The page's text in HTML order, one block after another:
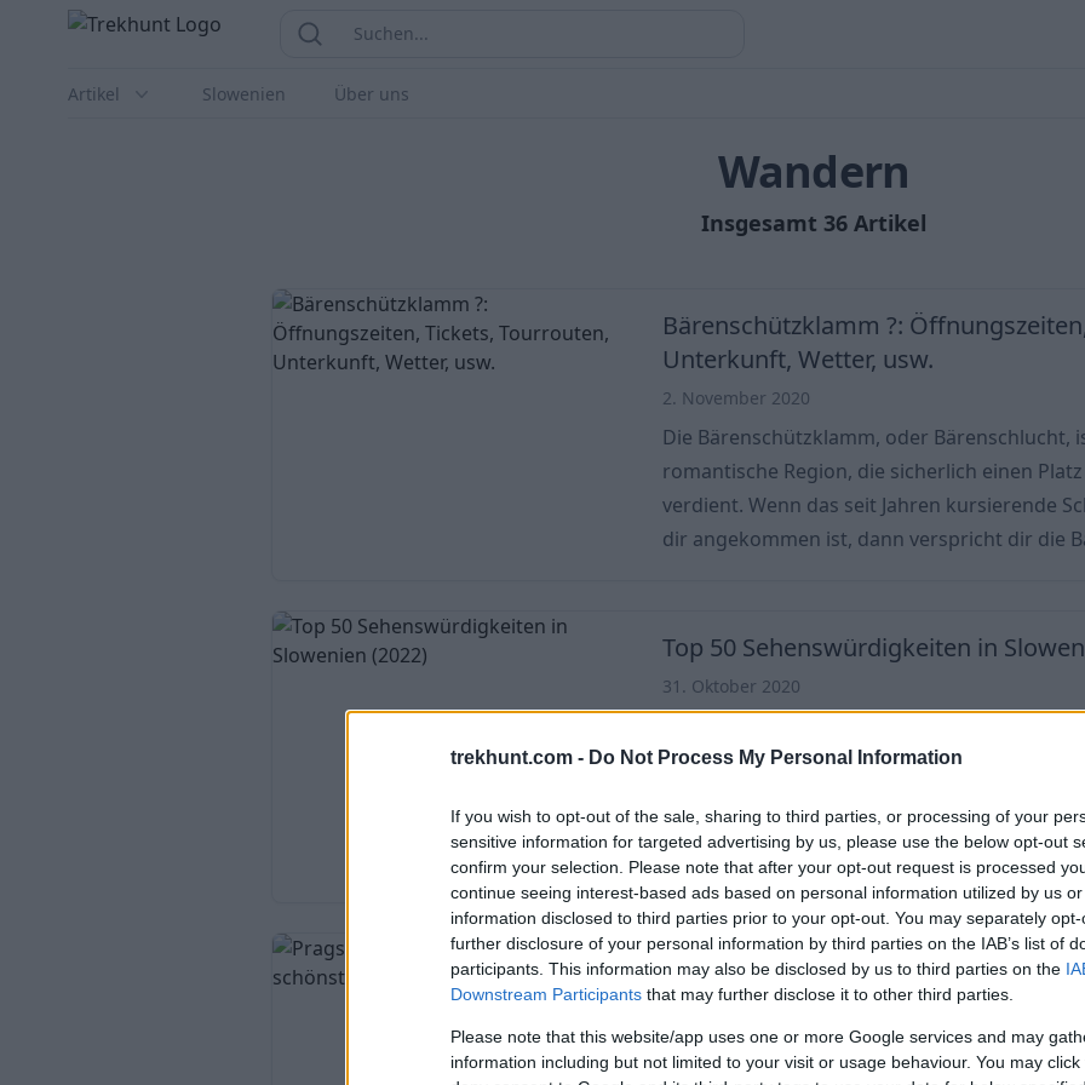
trekhunt.com - Do Not Process My Personal Information
If you wish to opt-out of the sale, sharing to third parties, or processing of your
sensitive information for targeted advertising by us, please use the below opt-out
confirm your selection. Please note that after your opt-out request is processed
continue seeing interest-based ads based on personal information utilized by us
information disclosed to third parties prior to your opt-out. You may separately
further disclosure of your personal information by third parties on the IAB’s list of
participants. This information may also be disclosed by us to third parties on the
Downstream Participants that may further disclose it to other third parties.
Please note that this website/app uses one or more Google services and may
information including but not limited to your visit or usage behaviour. You may
Trekhunt
Suche Suchen...
Artikel Slowenien Über uns
Wandern
Insgesamt 36 Artikel
Bärenschützklamm ?:
Unterkunft, Wetter, usw.
2. November 2020
Die Bärenschützklamm, oder Bärenschlucht,
romantische Region, die sicherlich einen
verdient. Wenn das seit Jahren kursierende
dir angekommen ist, dann verspricht dir die
Schlucht genießen, die nur 40 Minuten von Graz
bei deiner Reise zu helfen,
Top 50 Sehenswürdigkeiten in
31. Oktober 2020
abenteuerlicher Möglichkeiten. Die
fasziniert ihre Besucher leicht. Neben der
es jedoch noch einige andere schöne kleine
im Land, die du auch mindestens einmal besuchen
unzählige Orte gesammelt, die du besuchen
einfach nicht aufhören; Slowenien ist einfach
faszinierend. Deshalb haben w
Pragser Wildsee, Dolomiten - Der
der Braies See
16. September 2020